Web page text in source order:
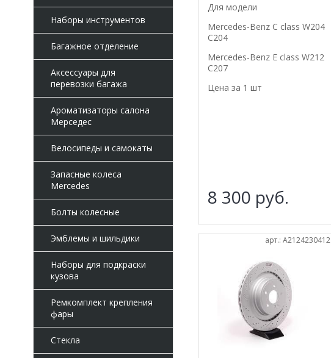
Наборы инструментов
Багажное отделение
Аксессуары для
перевозки багажа
Ароматизаторы салона
Мерседес
Велосипеды и самокаты
Запасные колеса
Mercedes
Болты колесные
Эмблемы и шильдики
Наборы для подкраски
кузова
Ремкомплект крепления
фары
Стекла
Для модели
Mercedes-Benz C class W204
C204
Mercedes-Benz E class W212
C207
Цена за 1 шт
8 300 руб.
арт.: A2124230412